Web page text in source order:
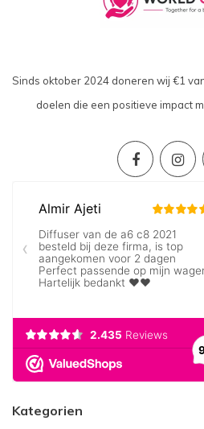
Sinds oktober 2024 doneren wij €1
doelen die een positieve impact
Kategorien